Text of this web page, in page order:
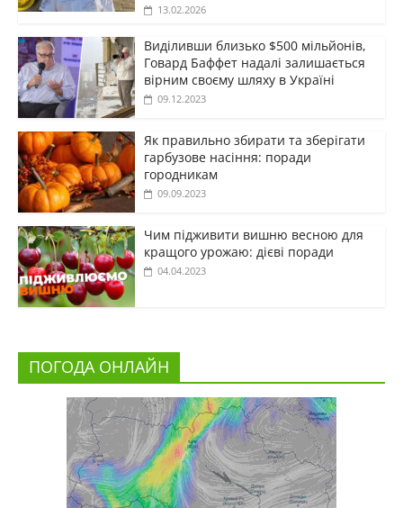
13.02.2026
Виділивши близько $500 мільйонів,
Говард Баффет надалі залишається
вірним своєму шляху в Україні
09.12.2023
Як правильно збирати та зберігати
гарбузове насіння: поради
городникам
09.09.2023
Чим підживити вишню весною для
кращого урожаю: дієві поради
04.04.2023
ПОГОДА ОНЛАЙН